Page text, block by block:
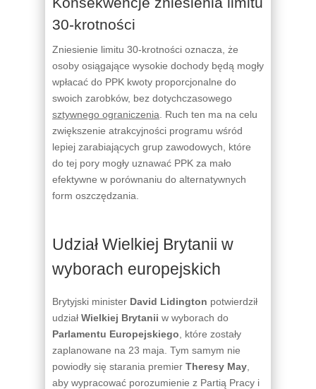
30-krotności
Zniesienie limitu 30-krotności oznacza, że
osoby osiągające wysokie dochody będą mogły
wpłacać do PPK kwoty proporcjonalne do
swoich zarobków, bez dotychczasowego
sztywnego ograniczenia . Ruch ten ma na celu
zwiększenie atrakcyjności programu wśród
lepiej zarabiających grup zawodowych, które
do tej pory mogły uznawać PPK za mało
efektywne w porównaniu do alternatywnych
form oszczędzania.
Udział Wielkiej Brytanii w
wyborach europejskich
Brytyjski minister David Lidington potwierdził
udział Wielkiej Brytanii w wyborach do
Parlamentu Europejskiego , które zostały
zaplanowane na 23 maja. Tym samym nie
powiodły się starania premier Theresy May
aby wypracować porozumienie z Partią Pracy i